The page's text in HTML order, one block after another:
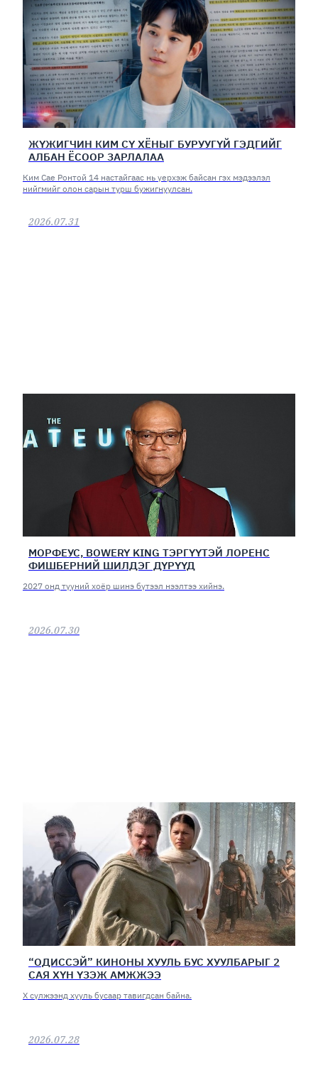
ЖҮЖИГЧИН КИМ СҮ ХЁНЫГ БУРУУГҮЙ ГЭДГИЙГ
АЛБАН ЁСООР ЗАРЛАЛАА
Ким Сае Ронтой 14 настайгаас нь үерхэж байсан гэх мэдээлэл
нийгмийг олон сарын турш бужигнуулсан.
2026.07.31
МОРФЕУС, BOWERY KING ТЭРГҮҮТЭЙ ЛОРЕНС
ФИШБЕРНИЙ ШИЛДЭГ ДҮРҮҮД
2027 онд түүний хоёр шинэ бүтээл нээлтээ хийнэ.
2026.07.30
“ОДИССЭЙ” КИНОНЫ ХУУЛЬ БУС ХУУЛБАРЫГ 2
САЯ ХҮН ҮЗЭЖ АМЖЖЭЭ
Х сүлжээнд хууль бусаар тавигдсан байна.
2026.07.28